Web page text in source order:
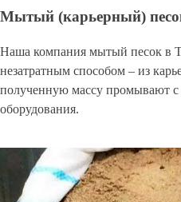
Мытый (карьерный)
Наша компания мытый песок в
незатратным способом – из
полученную массу промывают
оборудования.